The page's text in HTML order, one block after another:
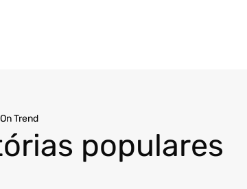
On Trend
populares